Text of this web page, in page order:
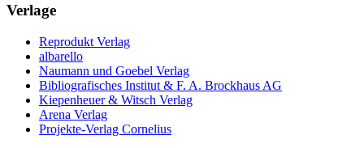
Verlage
Reprodukt Verlag
albarello
Naumann und Goebel Verlag
Bibliografisches Institut & F. A. Brockhaus AG
Kiepenheuer & Witsch Verlag
Arena Verlag
Projekte-Verlag Cornelius